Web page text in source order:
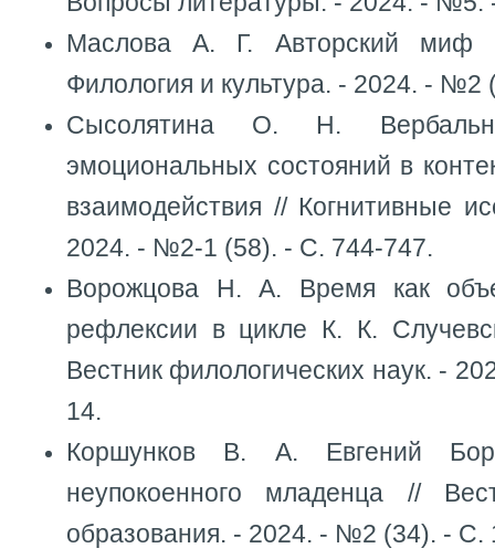
Маслова А. Г. Авторский миф
Филология и культура. - 2024. - №2
Сысолятина О. Н.
эмоциональных состояний в
взаимодействия // Когнитивные
2024. - №2-1 (58). - С. 744-747.
Ворожцова Н. А. Время как
рефлексии в цикле К. К.
Вестник филологических наук. -
14.
Коршунков В. А. Евгений
неупокоенного младенца //
образования. - 2024. - №2 (34). - С.